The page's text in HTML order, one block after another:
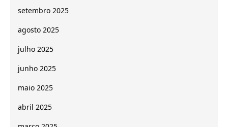
setembro 2025
agosto 2025
julho 2025
junho 2025
maio 2025
abril 2025